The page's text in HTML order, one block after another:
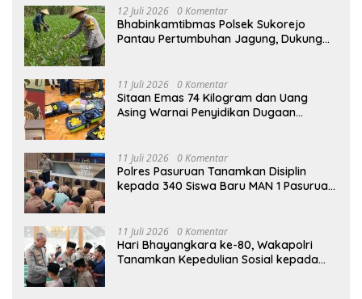
12 Juli 2026 0 Komentar
Bhabinkamtibmas Polsek Sukorejo
Pantau Pertumbuhan Jagung, Dukung
11 Juli 2026 0 Komentar
Sitaan Emas 74 Kilogram dan Uang
Asing Warnai Penyidikan Dugaan
11 Juli 2026 0 Komentar
Polres Pasuruan Tanamkan Disiplin
kepada 340 Siswa Baru MAN 1 Pasuruan,
11 Juli 2026 0 Komentar
Hari Bhayangkara ke-80, Wakapolri
Tanamkan Kepedulian Sosial kepada